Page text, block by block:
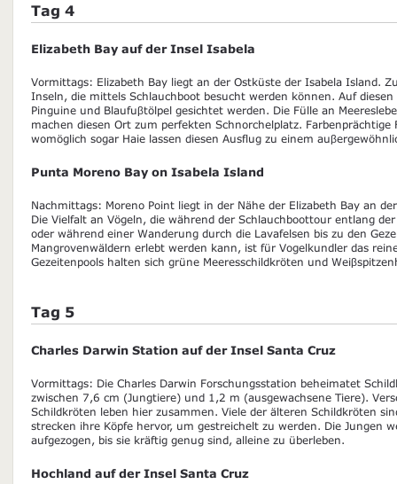
Tag 4
Elizabeth Bay auf der Insel Isabela
Vormittags: Elizabeth Bay liegt an der Ostküste der Isabela Island.
Inseln, die mittels Schlauchboot besucht werden können. Auf
Pinguine und Blaufuβtölpel gesichtet werden. Die Fülle an
machen diesen Ort zum perfekten Schnorchelplatz. Farbenprächtige
womöglich sogar Haie lassen diesen Ausflug zu einem
Punta Moreno Bay on Isabela Island
Nachmittags: Moreno Point liegt in der Nähe der Elizabeth Bay an
Die Vielfalt an Vögeln, die während der Schlauchboottour entlang
oder während einer Wanderung durch die Lavafelsen bis zu den
Mangrovenwäldern erlebt werden kann, ist für Vogelkundler das
Gezeitenpools halten sich grüne Meeresschildkröten und
Tag 5
Charles Darwin Station auf der Insel Santa Cruz
Vormittags: Die Charles Darwin Forschungsstation beheimatet
zwischen 7,6 cm (Jungtiere) und 1,2 m (ausgewachsene Tiere).
Schildkröten leben hier zusammen. Viele der älteren Schildkröten
strecken ihre Köpfe hervor, um gestreichelt zu werden. Die Jungen
aufgezogen, bis sie kräftig genug sind, alleine zu überleben.
Hochland auf der Insel Santa Cruz